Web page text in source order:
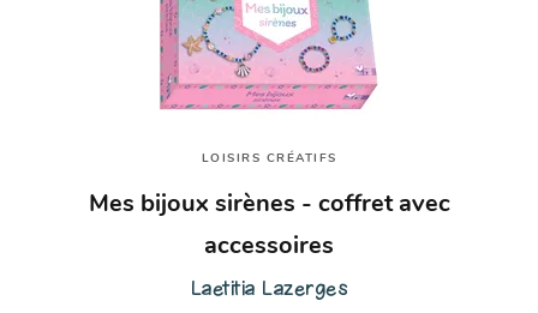
LOISIRS CRÉATIFS
Mes bijoux sirènes - coffret avec
accessoires
Laetitia Lazerges